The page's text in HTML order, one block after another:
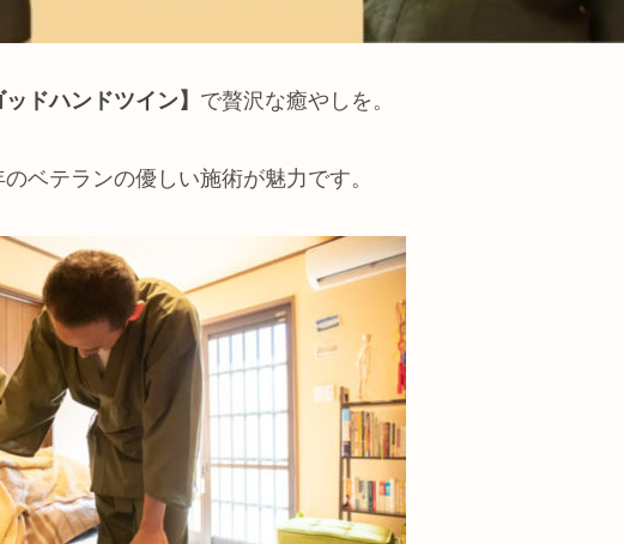
ッドハンドツイン】 で贅沢な癒やしを。
ベテランの優しい施術が魅力です。